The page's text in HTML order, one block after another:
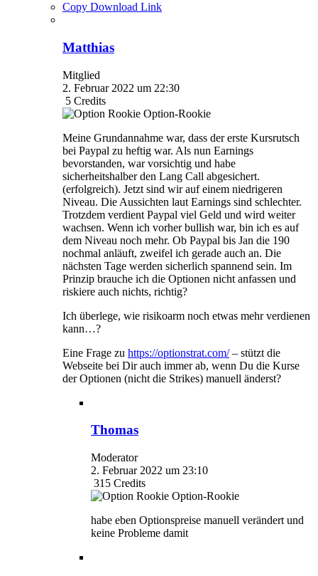
Copy Download Link
Matthias
Mitglied
2. Februar 2022 um 22:30
5 Credits
Option-Rookie
Meine Grundannahme war, dass der erste Kursrutsch
bei Paypal zu heftig war. Als nun Earnings
bevorstanden, war vorsichtig und habe
sicherheitshalber den Lang Call abgesichert.
(erfolgreich). Jetzt sind wir auf einem niedrigeren
Niveau. Die Aussichten laut Earnings sind schlechter.
Trotzdem verdient Paypal viel Geld und wird weiter
wachsen. Wenn ich vorher bullish war, bin ich es auf
dem Niveau noch mehr. Ob Paypal bis Jan die 190
nochmal anläuft, zweifel ich gerade auch an. Die
nächsten Tage werden sicherlich spannend sein. Im
Prinzip brauche ich die Optionen nicht anfassen und
riskiere auch nichts, richtig?
Ich überlege, wie risikoarm noch etwas mehr verdienen
kann…?
Eine Frage zu https://optionstrat.com/– stützt die
Webseite bei Dir auch immer ab, wenn Du die Kurse
der Optionen (nicht die Strikes) manuell änderst?
Thomas
Moderator
2. Februar 2022 um 23:10
315 Credits
Option-Rookie
habe eben Optionspreise manuell verändert und
keine Probleme damit